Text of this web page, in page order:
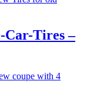
Car-Tires –